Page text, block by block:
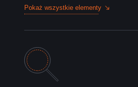
Pokaż wszystkie elementy